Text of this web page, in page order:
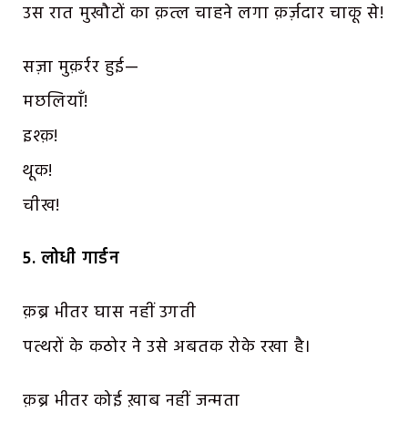
उस रात मुखौटों का क़त्ल चाहने लगा क़र्ज़दार चाकू से!
सज़ा मुक़र्रर हुई—
मछलियाँ!
इश्क़!
थूक!
चीख!
5. लोधी गार्डन
क़ब्र भीतर घास नहीं उगती
पत्थरों के कठोर ने उसे अबतक रोके रखा है।
क़ब्र भीतर कोई ख़ाब नहीं जन्मता